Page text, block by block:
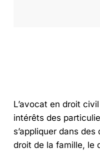
L’avocat en droit
intérêts des
s’appliquer dans
droit de la famille, le